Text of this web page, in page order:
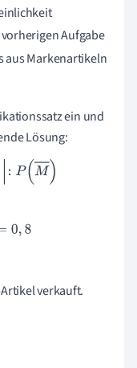
Aufgabe
aus Markenartikeln
ein und
Lösung:
verkauft.